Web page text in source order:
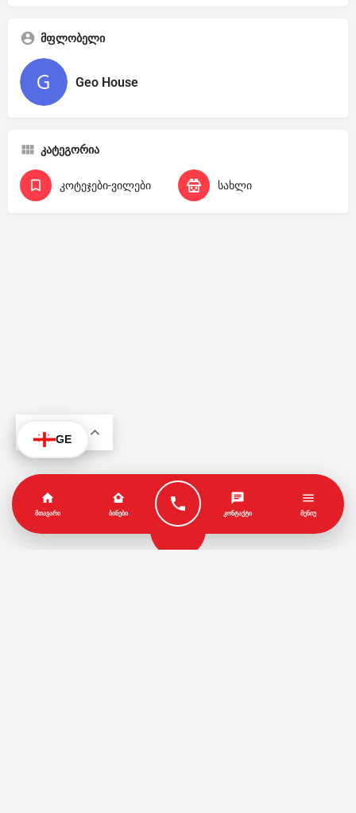
მფლობელი
Geo House
კატეგორია
კოტეჯები-ვილები სახლი
GE
ᲛᲗᲐᲕᲐᲠᲘ ᲑᲘᲜᲔᲑᲘ ᲙᲝᲜᲢᲐᲥᲢᲘ ᲛᲔᲜᲘᲣ
KA